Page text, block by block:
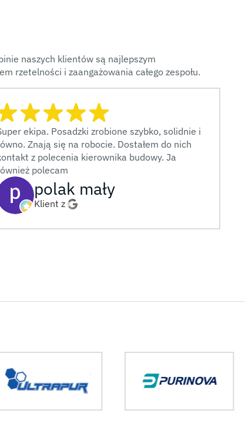
naszych klientów są najlepszym
rzetelności i zaangażowania całego zespołu.
ekipa. Posadzki zrobione szybko, solidnie i
Znają się na robocie. Dostałem do nich
z polecenia kierownika budowy. Ja
polecam
polak mały
Klient z